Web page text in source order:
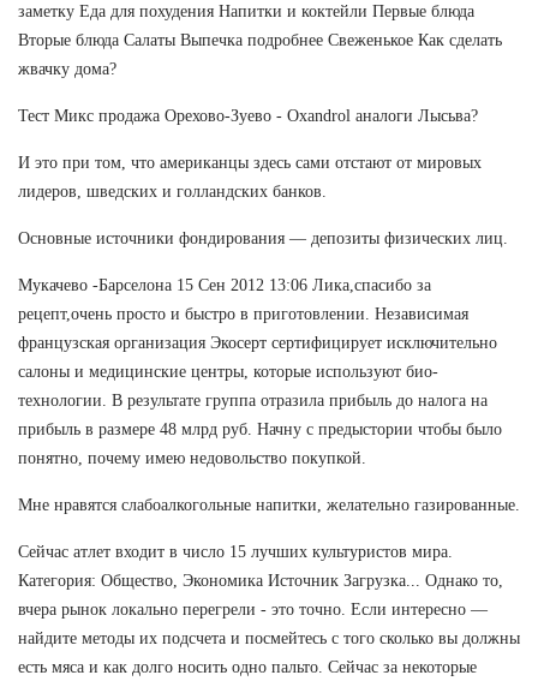
заметку Еда для похудения Напитки и коктейли Первые блюда
Вторые блюда Салаты Выпечка подробнее Свеженькое Как сделать
жвачку дома?
Тест Микс продажа Орехово-Зуево - Oxandrol аналоги Лысьва?
И это при том, что американцы здесь сами отстают от мировых
лидеров, шведских и голландских банков.
Основные источники фондирования — депозиты физических лиц.
Мукачево -Барселона 15 Сен 2012 13:06 Лика,спасибо за
рецепт,очень просто и быстро в приготовлении. Независимая
французская организация Экосерт сертифицирует исключительно
салоны и медицинские центры, которые используют био-
технологии. В результате группа отразила прибыль до налога на
прибыль в размере 48 млрд руб. Начну с предыстории чтобы было
понятно, почему имею недовольство покупкой.
Мне нравятся слабоалкогольные напитки, желательно газированные.
Сейчас атлет входит в число 15 лучших культуристов мира.
Категория: Общество, Экономика Источник Загрузка... Однако то,
вчера рынок локально перегрели - это точно. Если интересно —
найдите методы их подсчета и посмейтесь с того сколько вы должны
есть мяса и как долго носить одно пальто. Сейчас за некоторые